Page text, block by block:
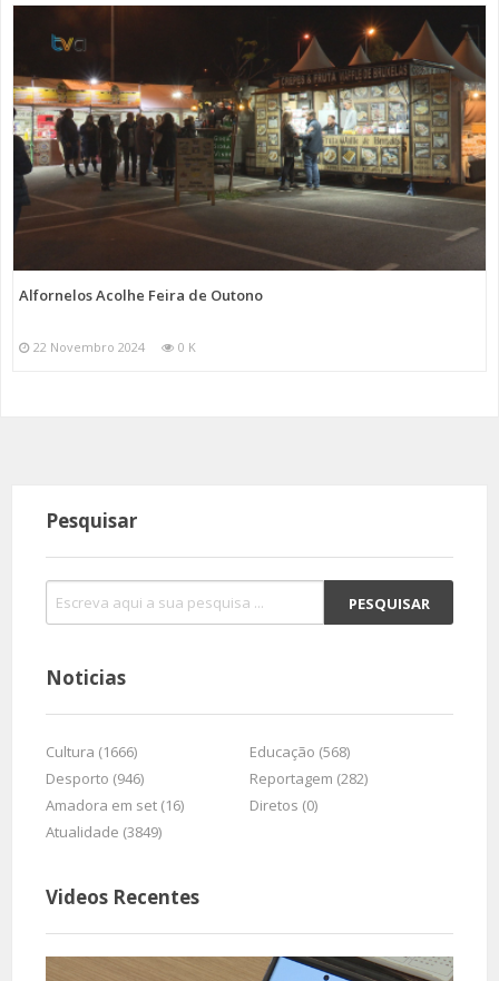
Alfornelos Acolhe Feira de Outono
22 Novembro 2024 0 K
Pesquisar
Noticias
Cultura (1666)
Educação (568)
Desporto (946)
Reportagem (282)
Amadora em set (16)
Diretos (0)
Atualidade (3849)
Videos Recentes